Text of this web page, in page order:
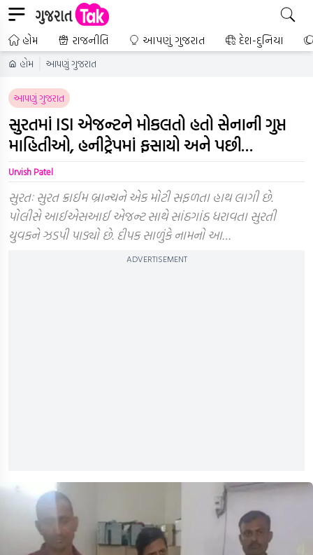
હોમ રાજનીતિ આપણું ગુજરાત દેશ-દુનિયા
હોમ આપણું ગુજરાત
આપણું ગુજરાત
સુરતમાં ISI એજન્ટને મોકલતો હતો સેનાની ગુપ્ત
માહિતીઓ, હનીટ્રેપમાં ફસાયો અને પછી…
Urvish Patel
સુરતઃ સુરત ક્રાઈમ બ્રાન્ચને એક મોટી સફળતા હાથ લાગી છે.
પોલીસે આઈએસઆઈ એજન્ટ સાથે સાંઠગાંઠ ધરાવતા સુરતી
યુવકને ઝડપી પાડ્યો છે. દીપક સાળુંકે નામનો આ…
ADVERTISEMENT